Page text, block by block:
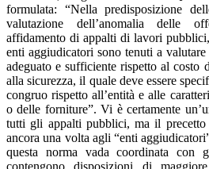
formulata: “Nella predisposizione
valutazione dell’anomalia delle
affidamento di appalti di lavori
enti aggiudicatori sono tenuti a
adeguato e sufficiente rispetto al costo
alla sicurezza, il quale deve essere
congruo rispetto all’entità e alle
o delle forniture”. Vi è certamente
tutti gli appalti pubblici, ma il
ancora una volta agli “enti
questa norma vada coordinata
contengono disposizioni di